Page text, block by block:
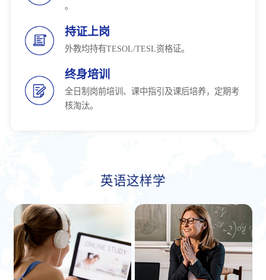
。
持证上岗
外教均持有TESOL/TESL资格证。
终身培训
全日制岗前培训、课中指引及课后培养，定期考
核淘汰。
英语这样学